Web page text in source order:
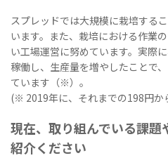
スプレッドでは大規模に栽培する
います。また、栽培における作業
い工場運営に努めています。実際
稼働し、生産量を増やしたことで
ています（※）。
(※ 2019年に、それまでの198円か
現在、取り組んでいる課題
紹介ください